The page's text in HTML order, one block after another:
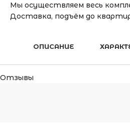
Мы осуществляем весь
Доставка, подъём до
ОПИСАНИЕ
Отзывы